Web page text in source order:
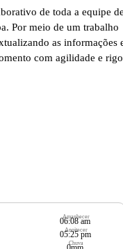
de toda a equipe
Por meio de um trabalho
as informações
com agilidade e
Amanhecer
06:08 am
Anoitecer
05:25 pm
Chuva